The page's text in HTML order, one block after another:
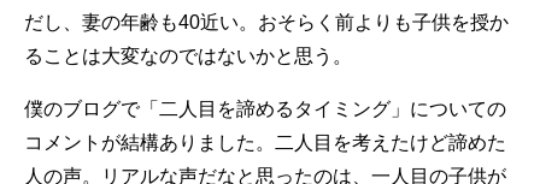
だし、妻の年齢も40近い。おそらく前よりも子供を授か
ることは大変なのではないかと思う。
僕のブログで「二人目を諦めるタイミング」についての
コメントが結構ありました。二人目を考えたけど諦めた
人の声。リアルな声だなと思ったのは、一人目の子供が